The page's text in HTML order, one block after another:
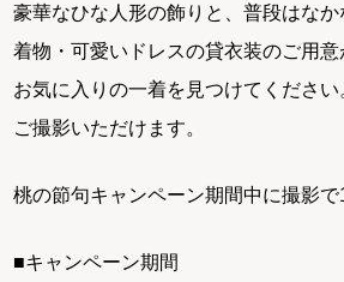
豪華なひな人形の飾りと、普段はな
着物・可愛いドレスの貸衣装のご用意
お気に入りの一着を見つけてくださ
ご撮影いただけます。
桃の節句キャンペーン期間中に撮影で
■キャンペーン期間